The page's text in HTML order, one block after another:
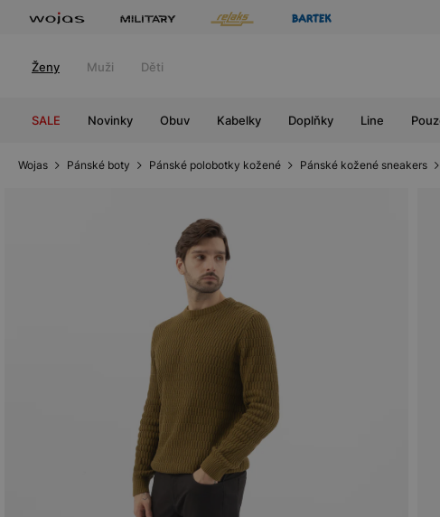
Ženy Muži Děti
SALE Novinky Obuv Kabelky Doplňky Line
Wojas Pánské boty Pánské polobotky kožené Pánské kožené sneakers